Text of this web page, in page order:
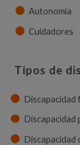
Autonomía
Cuidadores
Tipos de
Discapacidad
Discapacidad
Discapacidad